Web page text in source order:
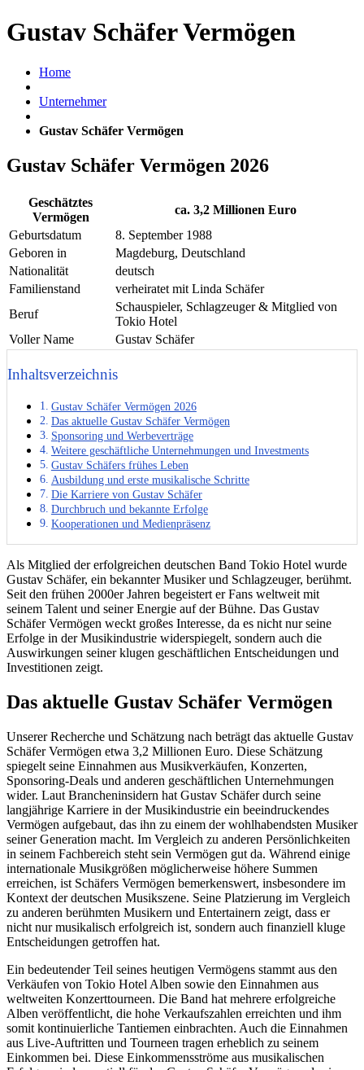
Gustav Schäfer Vermögen
Home
Unternehmer
Gustav Schäfer Vermögen
Gustav Schäfer Vermögen 2026
Geschätztes
Vermögen
ca. 3,2 Millionen Euro
Geburtsdatum
8. September 1988
Geboren in
Magdeburg, Deutschland
Nationalität
deutsch
Familienstand
verheiratet mit Linda Schäfer
Beruf
Schauspieler, Schlagzeuger & Mitglied von
Tokio Hotel
Voller Name
Gustav Schäfer
Inhaltsverzeichnis
Gustav Schäfer Vermögen 2026
Das aktuelle Gustav Schäfer Vermögen
Sponsoring und Werbeverträge
Weitere geschäftliche Unternehmungen und Investments
Gustav Schäfers frühes Leben
Ausbildung und erste musikalische Schritte
Die Karriere von Gustav Schäfer
Durchbruch und bekannte Erfolge
Kooperationen und Medienpräsenz
Als Mitglied der erfolgreichen deutschen Band Tokio Hotel wurde
Gustav Schäfer, ein bekannter Musiker und Schlagzeuger, berühmt.
Seit den frühen 2000er Jahren begeistert er Fans weltweit mit
seinem Talent und seiner Energie auf der Bühne. Das Gustav
Schäfer Vermögen weckt großes Interesse, da es nicht nur seine
Erfolge in der Musikindustrie widerspiegelt, sondern auch die
Auswirkungen seiner klugen geschäftlichen Entscheidungen und
Investitionen zeigt.
Das aktuelle Gustav Schäfer Vermögen
Unserer Recherche und Schätzung nach beträgt das aktuelle Gustav
Schäfer Vermögen etwa 3,2 Millionen Euro. Diese Schätzung
spiegelt seine Einnahmen aus Musikverkäufen, Konzerten,
Sponsoring-Deals und anderen geschäftlichen Unternehmungen
wider. Laut Brancheninsidern hat Gustav Schäfer durch seine
langjährige Karriere in der Musikindustrie ein beeindruckendes
Vermögen aufgebaut, das ihn zu einem der wohlhabendsten Musiker
seiner Generation macht. Im Vergleich zu anderen Persönlichkeiten
in seinem Fachbereich steht sein Vermögen gut da. Während einige
internationale Musikgrößen möglicherweise höhere Summen
erreichen, ist Schäfers Vermögen bemerkenswert, insbesondere im
Kontext der deutschen Musikszene. Seine Platzierung im Vergleich
zu anderen berühmten Musikern und Entertainern zeigt, dass er
nicht nur musikalisch erfolgreich ist, sondern auch finanziell kluge
Entscheidungen getroffen hat.
Ein bedeutender Teil seines heutigen Vermögens stammt aus den
Verkäufen von Tokio Hotel Alben sowie den Einnahmen aus
weltweiten Konzerttourneen. Die Band hat mehrere erfolgreiche
Alben veröffentlicht, die hohe Verkaufszahlen erreichten und ihm
somit kontinuierliche Tantiemen einbrachten. Auch die Einnahmen
aus Live-Auftritten und Tourneen tragen erheblich zu seinem
Einkommen bei. Diese Einkommensströme aus musikalischen